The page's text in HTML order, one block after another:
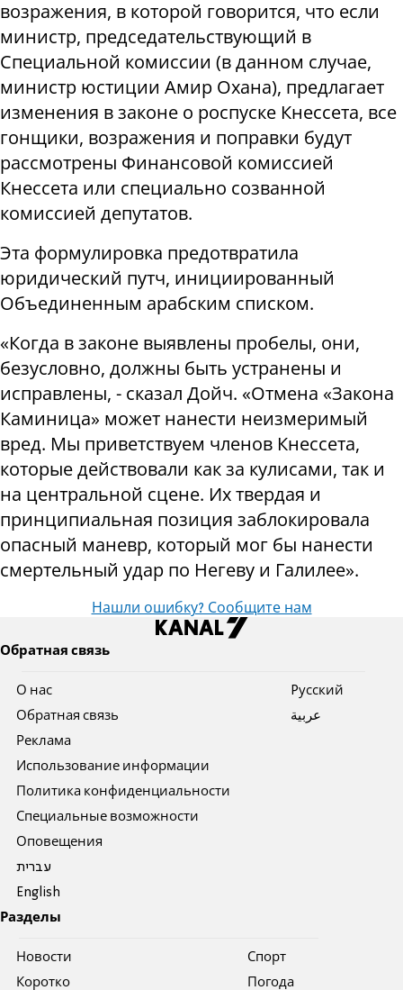
возражения, в которой говорится, что если
министр, председательствующий в
Специальной комиссии (в данном случае,
министр юстиции Амир Охана), предлагает
изменения в законе о роспуске Кнессета, все
гонщики, возражения и поправки будут
рассмотрены Финансовой комиссией
Кнессета или специально созванной
комиссией депутатов.
Эта формулировка предотвратила
юридический путч, инициированный
Объединенным арабским списком.
«Когда в законе выявлены пробелы, они,
безусловно, должны быть устранены и
исправлены, - сказал Дойч. «Отмена «Закона
Каминица» может нанести неизмеримый
вред. Мы приветствуем членов Кнессета,
которые действовали как за кулисами, так и
на центральной сцене. Их твердая и
принципиальная позиция заблокировала
опасный маневр, который мог бы нанести
смертельный удар по Негеву и Галилее».
Нашли ошибку? Сообщите нам
Обратная связь
О нас
Обратная связь
Реклама
Использование информации
Политика конфиденциальности
Специальные возможности
Оповещения
עברית
English
Pусский
عربية
Разделы
Новости
Коротко
Спорт
Погода